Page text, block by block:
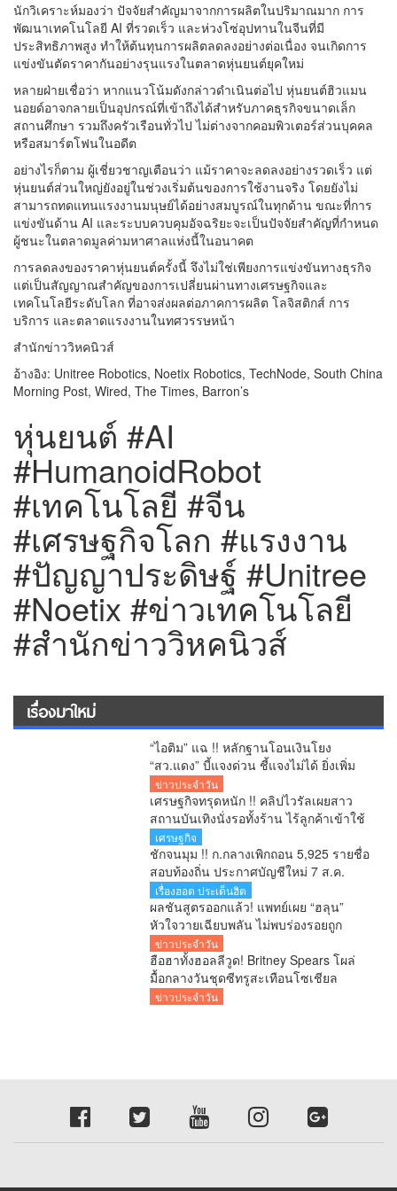
นักวิเคราะห์มองว่า ปัจจัยสำคัญมาจากการผลิตในปริมาณมาก การ
พัฒนาเทคโนโลยี AI ที่รวดเร็ว และห่วงโซ่อุปทานในจีนที่มี
ประสิทธิภาพสูง ทำให้ต้นทุนการผลิตลดลงอย่างต่อเนื่อง จนเกิดการ
แข่งขันตัดราคากันอย่างรุนแรงในตลาดหุ่นยนต์ยุคใหม่
หลายฝ่ายเชื่อว่า หากแนวโน้มดังกล่าวดำเนินต่อไป หุ่นยนต์ฮิวแมน
นอยด์อาจกลายเป็นอุปกรณ์ที่เข้าถึงได้สำหรับภาคธุรกิจขนาดเล็ก
สถานศึกษา รวมถึงครัวเรือนทั่วไป ไม่ต่างจากคอมพิวเตอร์ส่วนบุคคล
หรือสมาร์ตโฟนในอดีต
อย่างไรก็ตาม ผู้เชี่ยวชาญเตือนว่า แม้ราคาจะลดลงอย่างรวดเร็ว แต่
หุ่นยนต์ส่วนใหญ่ยังอยู่ในช่วงเริ่มต้นของการใช้งานจริง โดยยังไม่
สามารถทดแทนแรงงานมนุษย์ได้อย่างสมบูรณ์ในทุกด้าน ขณะที่การ
แข่งขันด้าน AI และระบบควบคุมอัจฉริยะจะเป็นปัจจัยสำคัญที่กำหนด
ผู้ชนะในตลาดมูลค่ามหาศาลแห่งนี้ในอนาคต
การลดลงของราคาหุ่นยนต์ครั้งนี้ จึงไม่ใช่เพียงการแข่งขันทางธุรกิจ
แต่เป็นสัญญาณสำคัญของการเปลี่ยนผ่านทางเศรษฐกิจและ
เทคโนโลยีระดับโลก ที่อาจส่งผลต่อภาคการผลิต โลจิสติกส์ การ
บริการ และตลาดแรงงานในทศวรรษหน้า
สำนักข่าววิหคนิวส์
อ้างอิง: Unitree Robotics, Noetix Robotics, TechNode, South China
Morning Post, Wired, The Times, Barron’s
หุ่นยนต์ #AI
#HumanoidRobot
#เทคโนโลยี #จีน
#เศรษฐกิจโลก #แรงงาน
#ปัญญาประดิษฐ์ #Unitree
#Noetix #ข่าวเทคโนโลยี
#สำนักข่าววิหคนิวส์
เรื่องมาใหม่
“ไอติม” แฉ !! หลักฐานโอนเงินโยง
“สว.แดง” บี้แจงด่วน ชี้แจงไม่ได้ ยิ่งเพิ่ม
ข้อสงสัยคดีเลือก สว.
ข่าวประจำวัน
เศรษฐกิจทรุดหนัก !! คลิปไวรัลเผยสาว
สถานบันเทิงนั่งรอทั้งร้าน ไร้ลูกค้าเข้าใช้
บริการ โซเชียลสะท้อนกำลังซื้อหดตัว
เศรษฐกิจ
ชักจนมุม !! ก.กลางเพิกถอน 5,925 รายชื่อ
สอบท้องถิ่น ประกาศบัญชีใหม่ 7 ส.ค.
ยืนยันพร้อมสู้ทุกคดี หลังอดีตอธิบดีโดน 6
ข้อหา
เรื่องฮอต ประเด็นฮิต
ผลชันสูตรออกแล้ว! แพทย์เผย “ฮลุน”
หัวใจวายเฉียบพลัน ไม่พบร่องรอยถูก
ทำร้าย รอผลสารพิษยืนยันอีก 1-2 สัปดาห์
ข่าวประจำวัน
ฮือฮาทั้งฮอลลีวูด! Britney Spears โผล่
มื้อกลางวันชุดซีทรูสะเทือนโซเชียล
ข่าวประจำวัน